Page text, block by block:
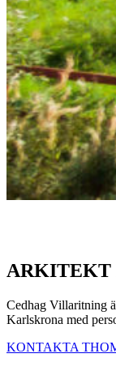
ARKITEKT
Cedhag Villaritning
Karlskrona med
KONTAKTA